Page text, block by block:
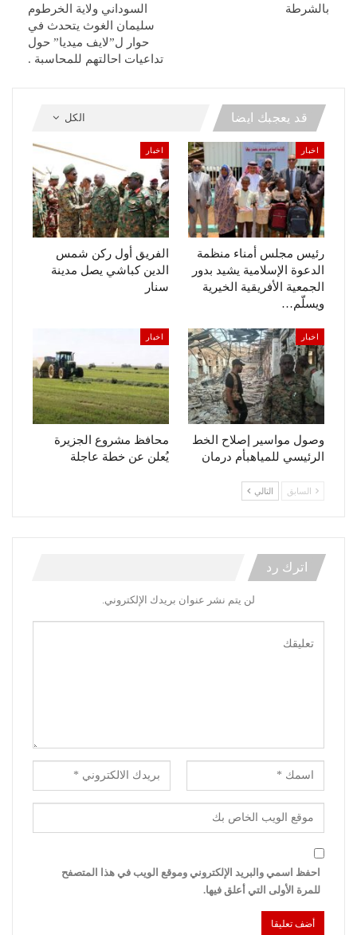
بالشرطة
السوداني ولاية الخرطوم
سليمان الغوث يتحدث في
حوار ل”لايف ميديا” حول
تداعيات احالتهم للمحاسبة .
الكل قد يعجبك ايضا
اخبار
رئيس مجلس أمناء منظمة
الدعوة الإسلامية يشيد بدور
الجمعية الأفريقية الخيرية
ويسلّم…
اخبار
الفريق أول ركن شمس
الدين كباشي يصل مدينة
سنار
اخبار
وصول مواسير إصلاح الخط
الرئيسي للمياهبأم درمان
اخبار
محافظ مشروع الجزيرة
يُعلن عن خطة عاجلة
السابق التالي
اترك رد
لن يتم نشر عنوان بريدك الإلكتروني.
احفظ اسمي والبريد الإلكتروني وموقع الويب في هذا المتصفح
للمرة الأولى التي أعلق فيها.